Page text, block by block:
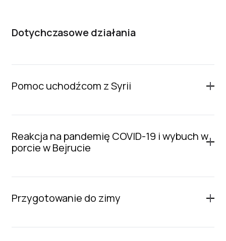
Dotychczasowe działania
Pomoc uchodźcom z Syrii
Reakcja na pandemię COVID-19 i wybuch w
porcie w Bejrucie
Przygotowanie do zimy